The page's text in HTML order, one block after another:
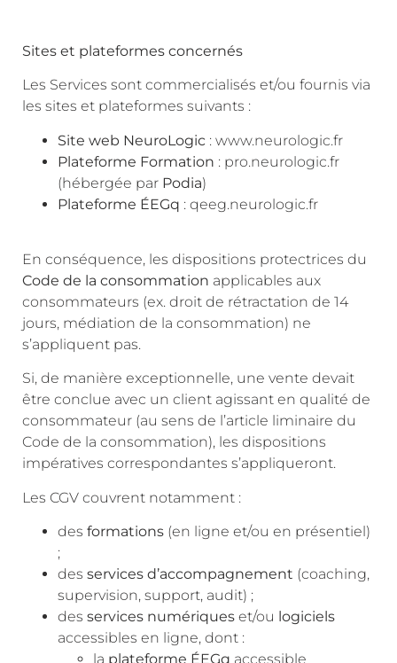
Sites et plateformes concernés
Les Services sont commercialisés et/ou fournis via
les sites et plateformes suivants :
Site web NeuroLogic : www.neurologic.fr
Plateforme Formation : pro.neurologic.fr
(hébergée par Podia)
Plateforme ÉEGq : qeeg.neurologic.fr
En conséquence, les dispositions protectrices du
Code de la consommation applicables aux
consommateurs (ex. droit de rétractation de 14
jours, médiation de la consommation) ne
s’appliquent pas.
Si, de manière exceptionnelle, une vente devait
être conclue avec un client agissant en qualité de
consommateur (au sens de l’article liminaire du
Code de la consommation), les dispositions
impératives correspondantes s’appliqueront.
Les CGV couvrent notamment :
des formations (en ligne et/ou en présentiel)
;
des services d’accompagnement (coaching,
supervision, support, audit) ;
des services numériques et/ou logiciels
accessibles en ligne, dont :
la plateforme ÉEGq accessible